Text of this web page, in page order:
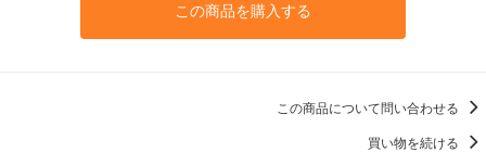
この商品を購入する
この商品について問い合わせる
買い物を続ける